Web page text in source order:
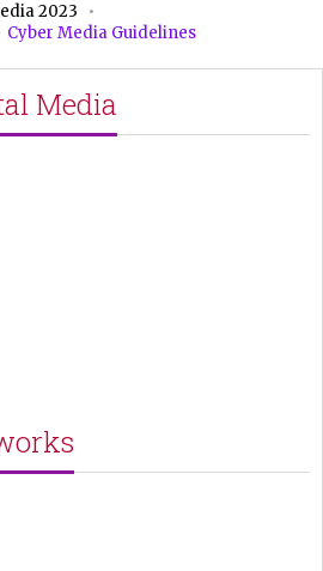
2023
Cyber Media Guidelines
Media